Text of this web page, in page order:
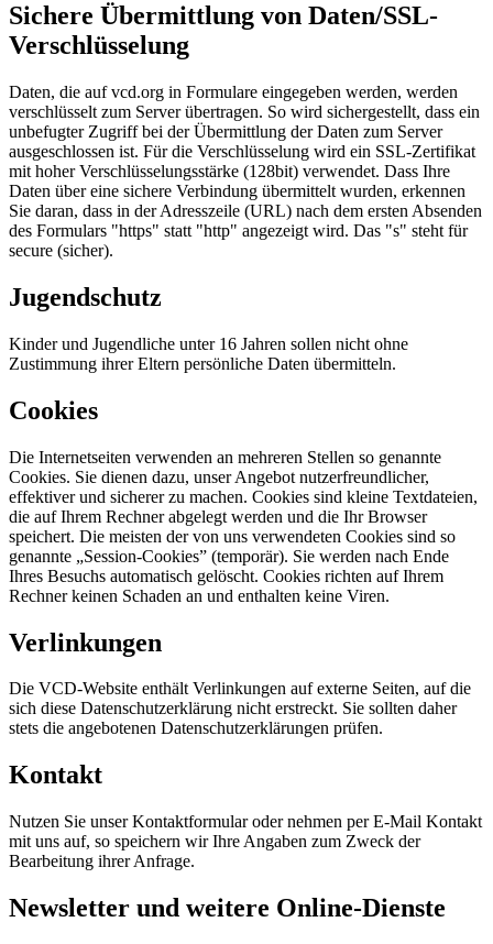
Sichere Übermittlung von Daten/SSL-
Verschlüsselung
Daten, die auf vcd.org in Formulare eingegeben werden, werden
verschlüsselt zum Server übertragen. So wird sichergestellt, dass ein
unbefugter Zugriff bei der Übermittlung der Daten zum Server
ausgeschlossen ist. Für die Verschlüsselung wird ein SSL-Zertifikat
mit hoher Verschlüsselungsstärke (128bit) verwendet. Dass Ihre
Daten über eine sichere Verbindung übermittelt wurden, erkennen
Sie daran, dass in der Adresszeile (URL) nach dem ersten Absenden
des Formulars "https" statt "http" angezeigt wird. Das "s" steht für
secure (sicher).
Jugendschutz
Kinder und Jugendliche unter 16 Jahren sollen nicht ohne
Zustimmung ihrer Eltern persönliche Daten übermitteln.
Cookies
Die Internetseiten verwenden an mehreren Stellen so genannte
Cookies. Sie dienen dazu, unser Angebot nutzerfreundlicher,
effektiver und sicherer zu machen. Cookies sind kleine Textdateien,
die auf Ihrem Rechner abgelegt werden und die Ihr Browser
speichert. Die meisten der von uns verwendeten Cookies sind so
genannte „Session-Cookies” (temporär). Sie werden nach Ende
Ihres Besuchs automatisch gelöscht. Cookies richten auf Ihrem
Rechner keinen Schaden an und enthalten keine Viren.
Verlinkungen
Die VCD-Website enthält Verlinkungen auf externe Seiten, auf die
sich diese Datenschutzerklärung nicht erstreckt. Sie sollten daher
stets die angebotenen Datenschutzerklärungen prüfen.
Kontakt
Nutzen Sie unser Kontaktformular oder nehmen per E-Mail Kontakt
mit uns auf, so speichern wir Ihre Angaben zum Zweck der
Bearbeitung ihrer Anfrage.
Newsletter und weitere Online-Dienste